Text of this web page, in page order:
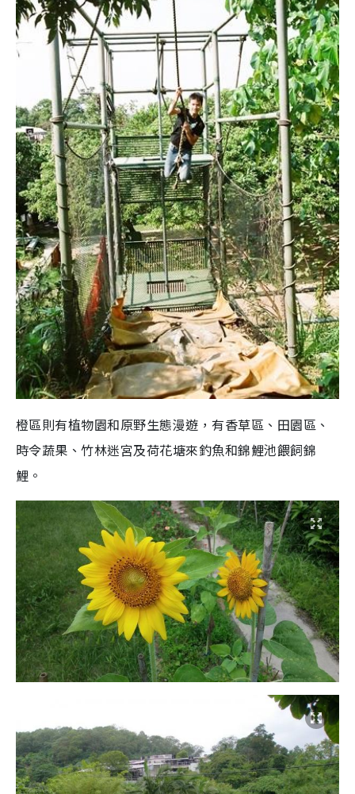
橙區則有植物園和原野生態漫遊，有香草區、田園區、
時令蔬果、竹林迷宮及荷花塘來釣魚和錦鯉池餵飼錦
鯉。